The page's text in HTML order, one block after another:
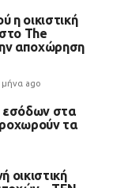
η οικιστική
The
αποχώρηση
μήνα ago
εσόδων στα
τα
οικιστική